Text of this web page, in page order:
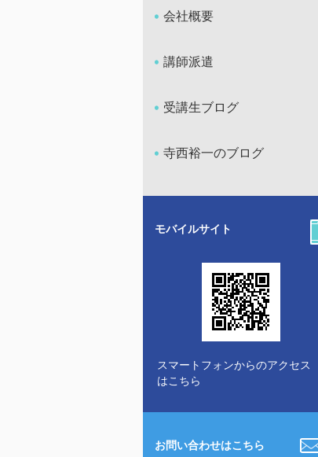
会社概要
講師派遣
受講生ブログ
寺西裕一のブログ
モバイルサイト
スマートフォンからのアクセス
はこちら
お問い合わせはこちら